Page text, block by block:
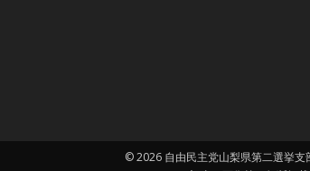
© 2026 自由民主党山梨県第二選挙支